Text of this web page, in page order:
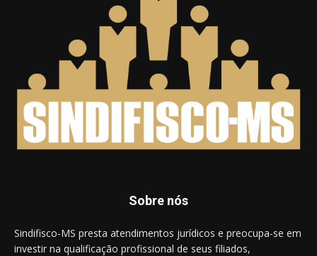
Sobre nós
Sindifisco-MS presta atendimentos jurídicos e preocupa-se em
investir na qualificação profissional de seus filiados,